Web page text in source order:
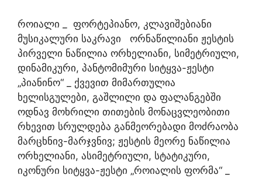
როიალი _ ფორტეპიანო, კლავიშებიანი
მუსიკალური საკრავი ორნაწილიანი ჟესტის
პირველი ნაწილია ორხელიანი, სიმეტრიული,
დინამიკური, პანტომიმური სიტყვა-ჟესტი
„პიანინო“ _ ქვევით მიმართულია
ხელისგულები, გაშლილი და ფალანგებში
ოდნავ მოხრილი თითების მონაცვლეობითი
რხევით სრულდება განმეორებადი მოძრაობა
მარცხნივ-მარჯვნივ; ჟესტის მეორე ნაწილია
ორხელიანი, ასიმეტრიული, სტატიკური,
იკონური სიტყვა-ჟესტი „როიალის ფორმა“ _